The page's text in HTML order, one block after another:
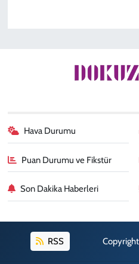
Hava Durumu
Puan Durumu ve Fikstür
Son Dakika Haberleri
RSS Copyright